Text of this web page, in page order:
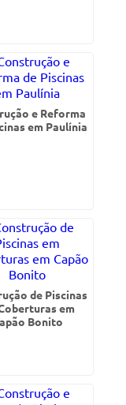
e Reforma
em Paulínia
de Piscinas
em
Bonito